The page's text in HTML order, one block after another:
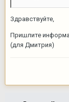
Здравствуйте,
Пришлите
(для Дмитрия)